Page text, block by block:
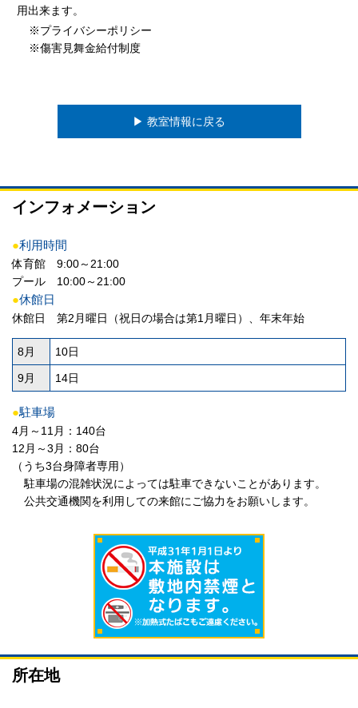
用出来ます。
※プライバシーポリシー
※傷害見舞金給付制度
▶︎ 教室情報に戻る
インフォメーション
●利用時間
体育館 9:00～21:00
プール 10:00～21:00
●休館日
休館日 第2月曜日（祝日の場合は第1月曜日）、年末年始
8月 10日
9月 14日
●駐車場
4月～11月：140台
12月～3月：80台
（うち3台身障者専用）
駐車場の混雑状況によっては駐車できないことがあります。
公共交通機関を利用しての来館にご協力をお願いします。
所在地